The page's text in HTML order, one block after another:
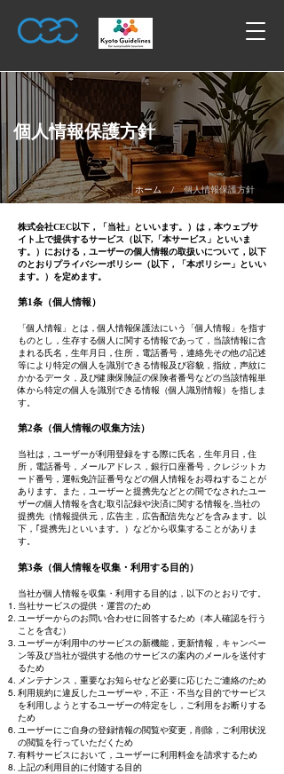
個人情報保護方針
ホーム / 個人情報保護方針
株式会社CEC以下，「当社」といいます。）は，本ウェブサ
イト上で提供するサービス（以下,「本サービス」といいま
す。）における，ユーザーの個人情報の取扱いについて，以下
のとおりプライバシーポリシー（以下，「本ポリシー」といい
ます。）を定めます。
第1条（個人情報）
「個人情報」とは，個人情報保護法にいう「個人情報」を指す
ものとし，生存する個人に関する情報であって，当該情報に含
まれる氏名，生年月日，住所，電話番号，連絡先その他の記述
等により特定の個人を識別できる情報及び容貌，指紋，声紋に
かかるデータ，及び健康保険証の保険者番号などの当該情報単
体から特定の個人を識別できる情報（個人識別情報）を指しま
す。
第2条（個人情報の収集方法）
当社は，ユーザーが利用登録をする際に氏名，生年月日，住
所，電話番号，メールアドレス，銀行口座番号，クレジットカ
ード番号，運転免許証番号などの個人情報をお尋ねすることが
あります。また，ユーザーと提携先などとの間でなされたユー
ザーの個人情報を含む取引記録や決済に関する情報を,当社の
提携先（情報提供元，広告主，広告配信先などを含みます。以
下，｢提携先｣といいます。）などから収集することがありま
す。
第3条（個人情報を収集・利用する目的）
当社が個人情報を収集・利用する目的は，以下のとおりです。
当社サービスの提供・運営のため
ユーザーからのお問い合わせに回答するため（本人確認を行う
ことを含む）
ユーザーが利用中のサービスの新機能，更新情報，キャンペー
ン等及び当社が提供する他のサービスの案内のメールを送付す
るため
メンテナンス，重要なお知らせなど必要に応じたご連絡のため
利用規約に違反したユーザーや，不正・不当な目的でサービス
を利用しようとするユーザーの特定をし，ご利用をお断りする
ため
ユーザーにご自身の登録情報の閲覧や変更，削除，ご利用状況
の閲覧を行っていただくため
有料サービスにおいて，ユーザーに利用料金を請求するため
上記の利用目的に付随する目的